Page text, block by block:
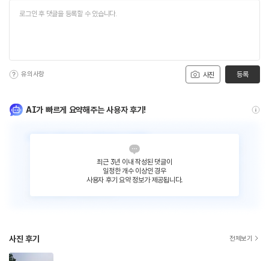
사진
유의사항 등록
AI가 빠르게 요약해주는 사용자 후기!
최근 3년 이내 작성된 댓글이
일정한 개수 이상인 경우
사용자 후기 요약 정보가 제공됩니다.
사진 후기 전체보기